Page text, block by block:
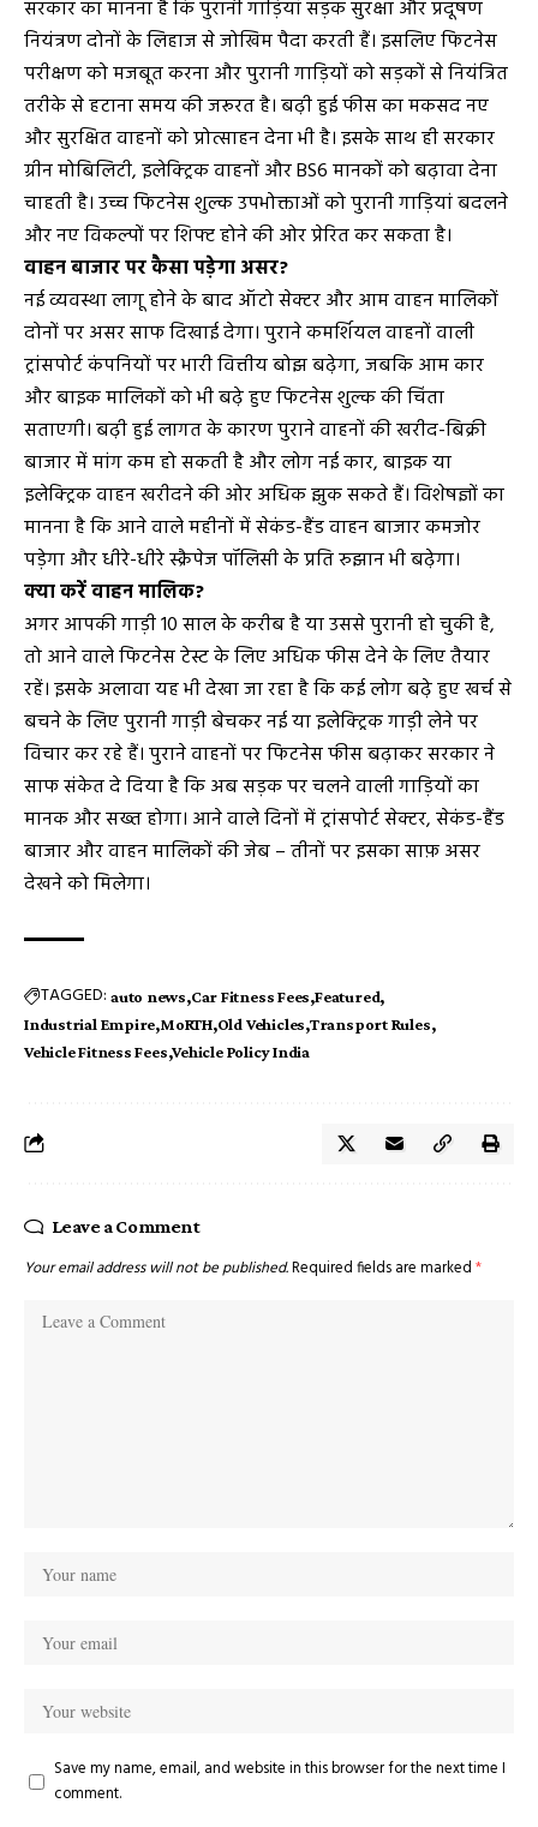
सरकार का मानना है कि पुरानी गाड़ियां सड़क सुरक्षा और प्रदूषण
नियंत्रण दोनों के लिहाज से जोखिम पैदा करती हैं। इसलिए फिटनेस
परीक्षण को मजबूत करना और पुरानी गाड़ियों को सड़कों से नियंत्रित
तरीके से हटाना समय की जरूरत है। बढ़ी हुई फीस का मकसद नए
और सुरक्षित वाहनों को प्रोत्साहन देना भी है। इसके साथ ही सरकार
ग्रीन मोबिलिटी, इलेक्ट्रिक वाहनों और BS6 मानकों को बढ़ावा देना
चाहती है। उच्च फिटनेस शुल्क उपभोक्ताओं को पुरानी गाड़ियां बदलने
और नए विकल्पों पर शिफ्ट होने की ओर प्रेरित कर सकता है।
वाहन बाजार पर कैसा पड़ेगा असर?
नई व्यवस्था लागू होने के बाद ऑटो सेक्टर और आम वाहन मालिकों
दोनों पर असर साफ दिखाई देगा। पुराने कमर्शियल वाहनों वाली
ट्रांसपोर्ट कंपनियों पर भारी वित्तीय बोझ बढ़ेगा, जबकि आम कार
और बाइक मालिकों को भी बढ़े हुए फिटनेस शुल्क की चिंता
सताएगी। बढ़ी हुई लागत के कारण पुराने वाहनों की खरीद-बिक्री
बाजार में मांग कम हो सकती है और लोग नई कार, बाइक या
इलेक्ट्रिक वाहन खरीदने की ओर अधिक झुक सकते हैं। विशेषज्ञों का
मानना है कि आने वाले महीनों में सेकंड-हैंड वाहन बाजार कमजोर
पड़ेगा और धीरे-धीरे स्क्रैपेज पॉलिसी के प्रति रुझान भी बढ़ेगा।
क्या करें वाहन मालिक?
अगर आपकी गाड़ी 10 साल के करीब है या उससे पुरानी हो चुकी है,
तो आने वाले फिटनेस टेस्ट के लिए अधिक फीस देने के लिए तैयार
रहें। इसके अलावा यह भी देखा जा रहा है कि कई लोग बढ़े हुए खर्च से
बचने के लिए पुरानी गाड़ी बेचकर नई या इलेक्ट्रिक गाड़ी लेने पर
विचार कर रहे हैं। पुराने वाहनों पर फिटनेस फीस बढ़ाकर सरकार ने
साफ संकेत दे दिया है कि अब सड़क पर चलने वाली गाड़ियों का
मानक और सख्त होगा। आने वाले दिनों में ट्रांसपोर्ट सेक्टर, सेकंड-हैंड
बाजार और वाहन मालिकों की जेब – तीनों पर इसका साफ़ असर
देखने को मिलेगा।
TAGGED: auto news Car Fitness Fees Featured
Industrial Empire MoRTH Old Vehicles Transport Rules
Vehicle Fitness Fees Vehicle Policy India
Leave a Comment
Your email address will not be published.Required fields are marked *
Save my name, email, and website in this browser for the next time I
comment.